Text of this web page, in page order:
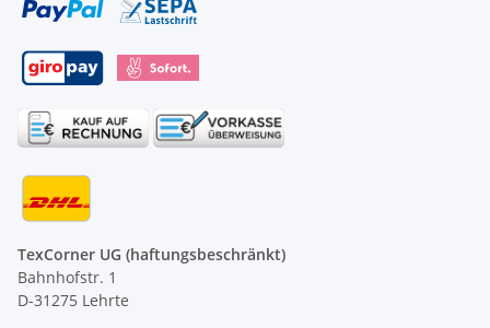
TexCorner UG (haftungsbeschränkt)
Bahnhofstr. 1
D-31275 Lehrte